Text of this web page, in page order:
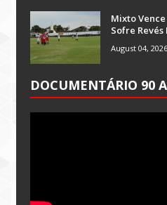
Mixto Vence
Sofre Revés
August 04, 2026
DOCUMENTÁRIO 90